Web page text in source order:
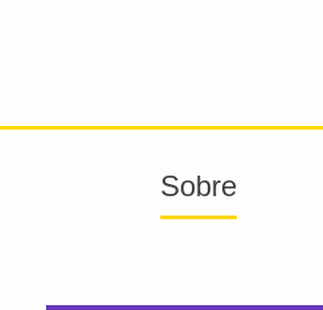
Sobre